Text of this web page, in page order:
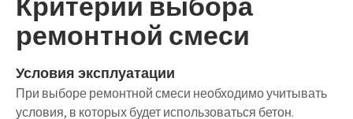
ремонтной смеси
Условия эксплуатации
При выборе ремонтной смеси необходимо учитывать
условия, в которых будет использоваться бетон.